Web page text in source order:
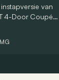
van
4-Door Coupé